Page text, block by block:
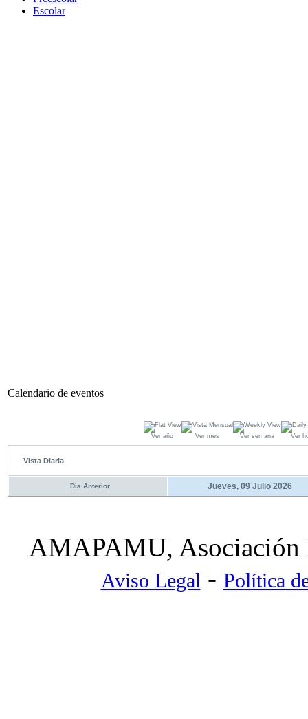
Escolar
Calendario de eventos
Ver año Ver mes Ver semana Ver
Vista Diaria
Día Anterior Jueves, 09 Julio 2026
AMAPAMU, Asociación
Aviso Legal - Política